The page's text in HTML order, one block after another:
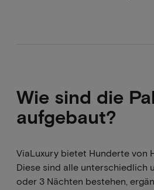
Wie sind die
aufgebaut?
ViaLuxury bietet Hunderte von
Diese sind alle unterschiedlich
oder 3 Nächten bestehen,